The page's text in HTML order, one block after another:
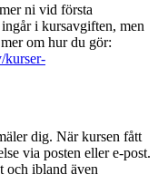
ni vid första
i kursavgiften, men
om hur du gör:
kurser-
dig. När kursen fått
via posten eller e-post.
och ibland även